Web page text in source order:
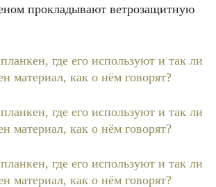
прокладывают ветрозащитную